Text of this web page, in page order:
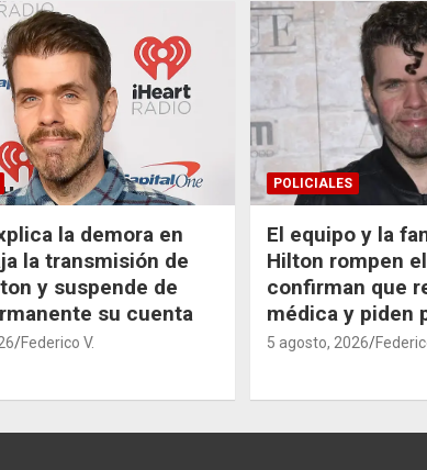
la demora en
la transmisión de
y suspende de
su cuenta
Federico V.
POLICIALES
El equipo y la
Hilton rompen
confirman que
médica y piden
5 agosto, 2026